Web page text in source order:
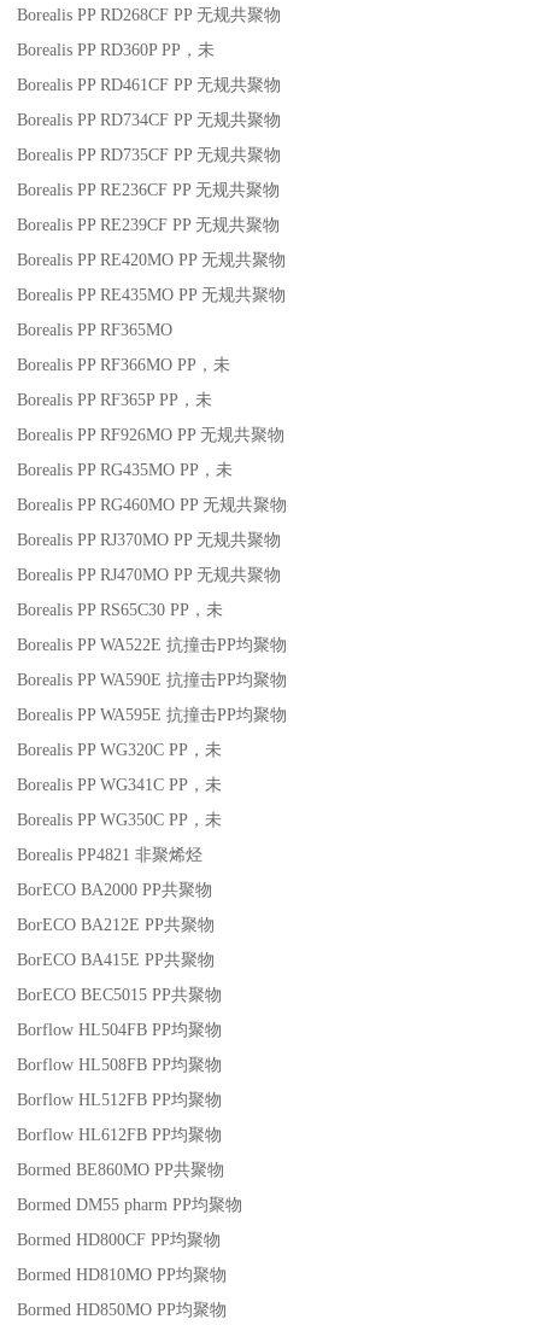
Borealis PP RD268CF PP无规共聚物
Borealis PP RD360P PP ，未
Borealis PP RD461CF PP无规共聚物
Borealis PP RD734CF PP无规共聚物
Borealis PP RD735CF PP无规共聚物
Borealis PP RE236CF PP无规共聚物
Borealis PP RE239CF PP无规共聚物
Borealis PP RE420MO PP无规共聚物
Borealis PP RE435MO PP无规共聚物
Borealis PP RF365MO
Borealis PP RF366MO PP ，未
Borealis PP RF365P PP ，未
Borealis PP RF926MO PP无规共聚物
Borealis PP RG435MO PP ，未
Borealis PP RG460MO PP无规共聚物
Borealis PP RJ370MO PP无规共聚物
Borealis PP RJ470MO PP无规共聚物
Borealis PP RS65C30 PP ，未
Borealis PP WA522E 抗撞击PP均聚物
Borealis PP WA590E 抗撞击PP均聚物
Borealis PP WA595E 抗撞击PP均聚物
Borealis PP WG320C PP ，未
Borealis PP WG341C PP ，未
Borealis PP WG350C PP ，未
Borealis PP4821 非聚烯烃
BorECO BA2000 PP共聚物
BorECO BA212E PP共聚物
BorECO BA415E PP共聚物
BorECO BEC5015 PP共聚物
Borflow HL504FB PP均聚物
Borflow HL508FB PP均聚物
Borflow HL512FB PP均聚物
Borflow HL612FB PP均聚物
Bormed BE860MO PP共聚物
Bormed DM55 pharm PP均聚物
Bormed HD800CF PP均聚物
Bormed HD810MO PP均聚物
Bormed HD850MO PP均聚物